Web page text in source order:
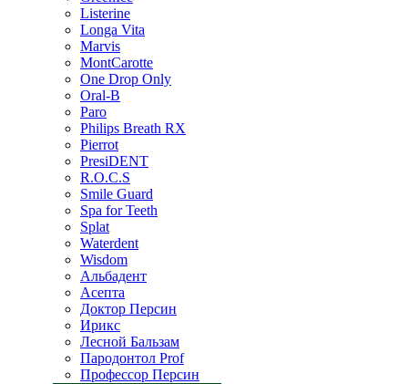
Listerine
Longa Vita
Marvis
MontCarotte
One Drop Only
Oral-B
Paro
Philips Breath RX
Pierrot
PresiDENT
R.O.C.S
Smile Guard
Spa for Teeth
Splat
Waterdent
Wisdom
Альбадент
Асепта
Доктор Персин
Ирикс
Лесной Бальзам
Пародонтол Prof
Профессор Персин